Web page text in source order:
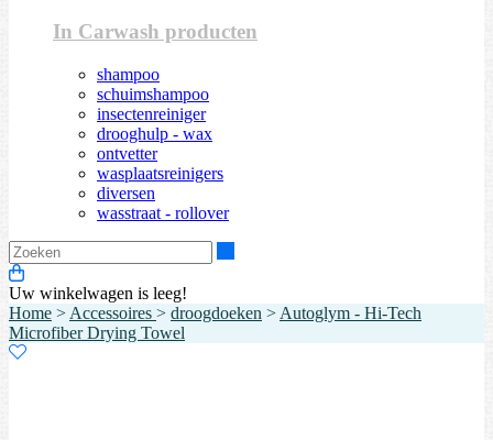
In Carwash producten
shampoo
schuimshampoo
insectenreiniger
drooghulp - wax
ontvetter
wasplaatsreinigers
diversen
wasstraat - rollover
Uw winkelwagen is leeg!
Home > Accessoires > droogdoeken > Autoglym - Hi-Tech
Microfiber Drying Towel